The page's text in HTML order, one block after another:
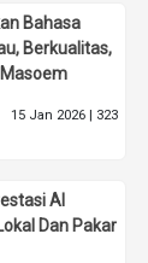
Bahasa
Berkualitas,
15 Jan 2026 | 323
Al
Dan Pakar